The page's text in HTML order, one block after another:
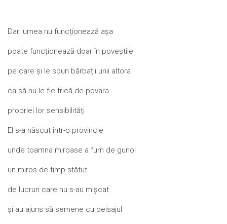
Dar lumea nu funcționează așa
poate funcționează doar în poveștile
pe care și le spun bărbații unii altora
ca să nu le fie frică de povara
propriei lor sensibilități
El s-a născut într-o provincie
unde toamna miroase a fum de gunoi
un miros de timp stătut
de lucruri care nu s-au mișcat
și au ajuns să semene cu peisajul